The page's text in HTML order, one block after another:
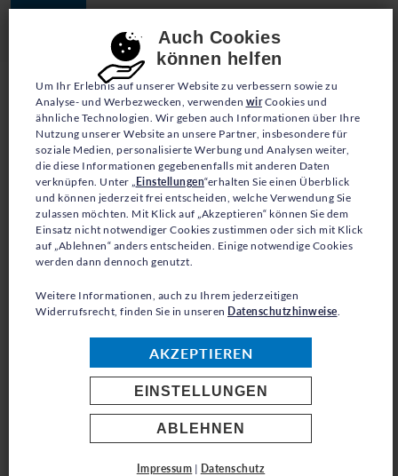
Consent-Einstellungen
Auch Cookies
können helfen
Um Ihr Erlebnis auf unserer Website zu verbessern sowie zu
Analyse- und Werbezwecken, verwenden wirCookies und
ähnliche Technologien. Wir geben auch Informationen über Ihre
Nutzung unserer Website an unsere Partner, insbesondere für
soziale Medien, personalisierte Werbung und Analysen weiter,
die diese Informationen gegebenenfalls mit anderen Daten
verknüpfen. Unter „ Einstellungen“erhalten Sie einen Überblick
und können jederzeit frei entscheiden, welche Verwendung Sie
zulassen möchten. Mit Klick auf „Akzeptieren“ können Sie dem
Einsatz nicht notwendiger Cookies zustimmen oder sich mit Klick
auf „Ablehnen“ anders entscheiden. Einige notwendige Cookies
werden dann dennoch genutzt.
Weitere Informationen, auch zu Ihrem jederzeitigen
Widerrufsrecht, finden Sie in unseren Datenschutzhinweise.
AKZEPTIEREN
EINSTELLUNGEN
ABLEHNEN
Impressum | Datenschutz
JETZT SPENDEN
BLOG
IST ES FALSCH, ZU SEIN
WER ICH BIN?
Sie wurden geschlagen, gefoltert, bedroht -
nur weil sie liebten, wen sie liebten, oder
weil sie nicht verbergen wollten, wer sie
wirklich sind.